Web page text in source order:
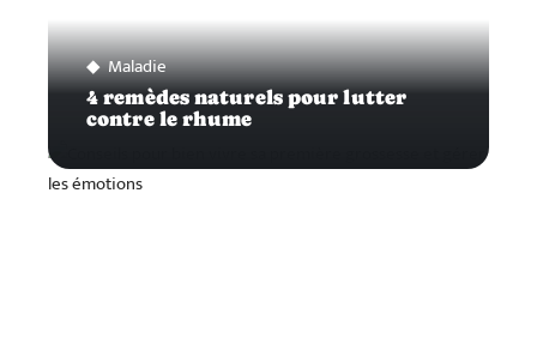
Maladie
4 remèdes naturels pour lutter
contre le rhume